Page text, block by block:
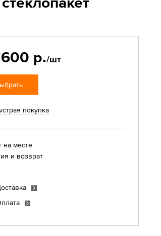
р./шт
покупка
на месте
и возврат